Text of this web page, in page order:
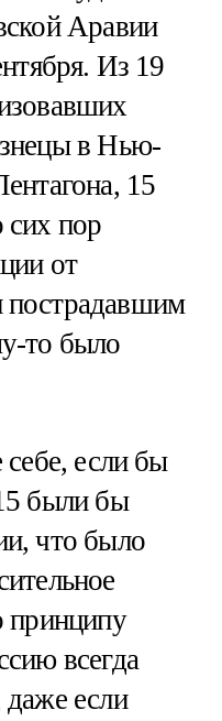
Аравии
Из 19
в Нью-
15
сих пор
от
пострадавшим
то было
себе, если бы
были бы
что было
принципу
всегда
даже если